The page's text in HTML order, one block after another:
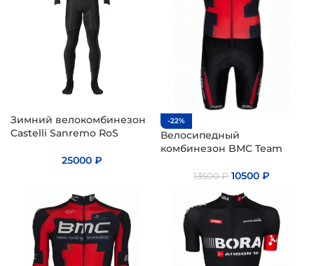
Зимний велокомбинезон
Castelli Sanremo RoS
25000 ₽
-22%
Велосипедный
комбинезон BMC Team
13500₽ 10500₽